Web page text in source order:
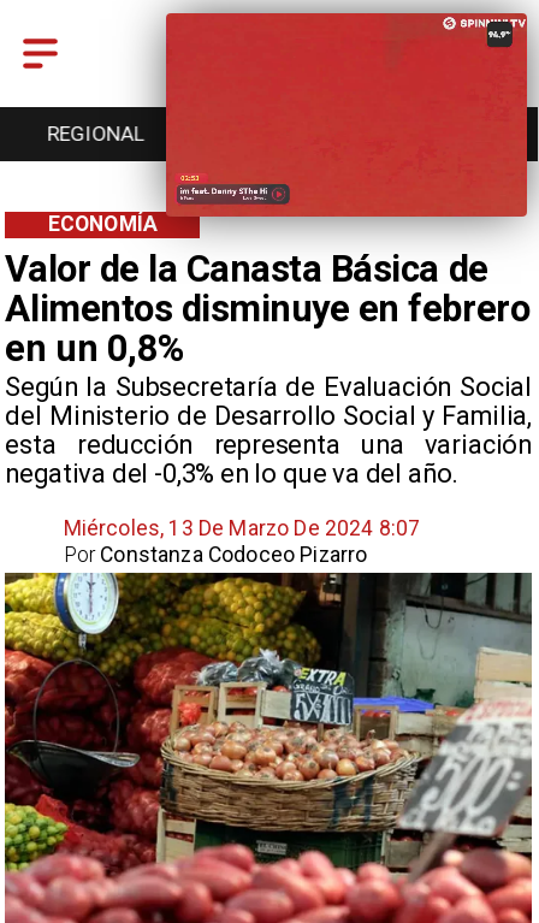
REGIONAL
Valor de la Canasta Básica de
Alimentos disminuye en febrero
en un 0,8%
Según la Subsecretaría de Evaluación Social
del Ministerio de Desarrollo Social y Familia,
esta reducción representa una variación
negativa del -0,3% en lo que va del año.
ECONOMÍA
Miércoles, 13 De Marzo De 2024 8:07
Constanza Codoceo Pizarro
Por